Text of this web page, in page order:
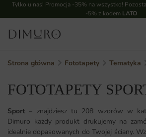
Tylko u nas! Promocja -35% na wszystko!
-5% z kodem LATO
Strona główna Fototapety Tematyka
FOTOTAPETY
Sport – znajdziesz tu 208 wzorów w
Dimuro każdy produkt drukujemy na
idealnie dopasowanych do Twojej ściany.